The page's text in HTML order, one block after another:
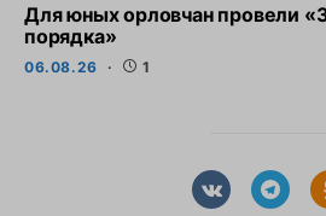
Для юных орловчан провели
порядка»
06.08.26 1